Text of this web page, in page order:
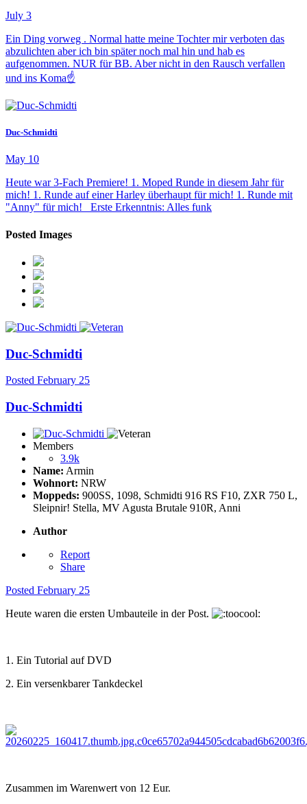
July 3
Ein Ding vorweg . Normal hatte meine Tochter mir verboten das
abzulichten aber ich bin später noch mal hin und hab es
aufgenommen. NUR für BB. Aber nicht in den Rausch verfallen
und ins Koma☝️
Duc-Schmidti
May 10
Heute war 3-Fach Premiere! 1. Moped Runde in diesem Jahr für
mich! 1. Runde auf einer Harley überhaupt für mich! 1. Runde mit
"Anny" für mich! Erste Erkenntnis: Alles funk
Posted Images
Duc-Schmidti
Posted February 25
Duc-Schmidti
Members
3.9k
Name: Armin
Wohnort: NRW
Moppeds: 900SS, 1098, Schmidti 916 RS F10, ZXR 750 L,
Sleipnir! Stella, MV Agusta Brutale 910R, Anni
Author
Report
Share
Posted February 25
Heute waren die ersten Umbauteile in der Post.
1. Ein Tutorial auf DVD
2. Ein versenkbarer Tankdeckel
Zusammen im Warenwert von 12 Eur.